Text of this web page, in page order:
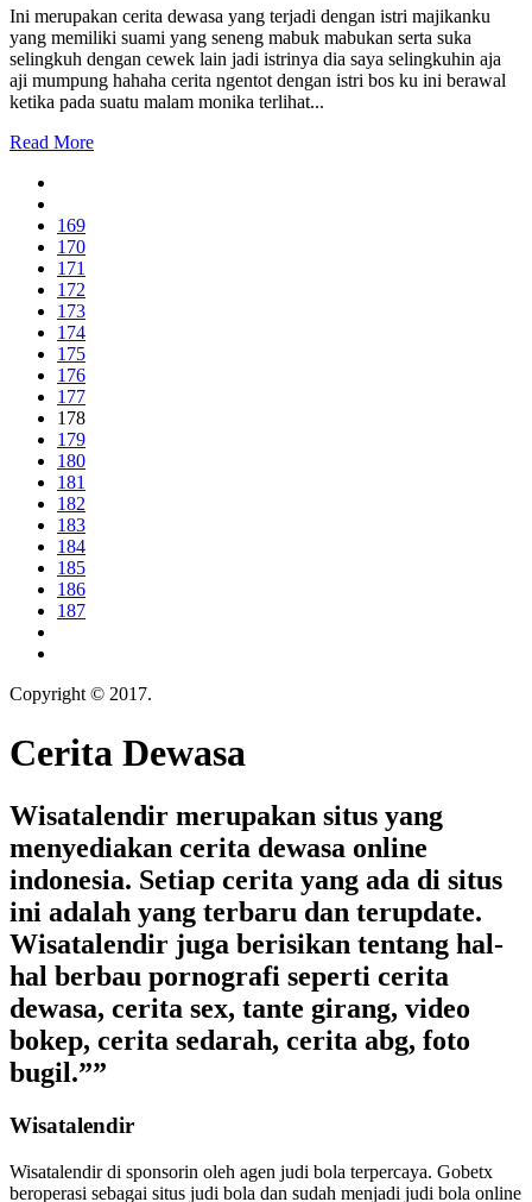
Ini merupakan cerita dewasa yang terjadi dengan istri majikanku
yang memiliki suami yang seneng mabuk mabukan serta suka
selingkuh dengan cewek lain jadi istrinya dia saya selingkuhin aja
aji mumpung hahaha cerita ngentot dengan istri bos ku ini berawal
ketika pada suatu malam monika terlihat...
Read More
169
170
171
172
173
174
175
176
177
178
179
180
181
182
183
184
185
186
187
Copyright © 2017.
Cerita Dewasa
Wisatalendir merupakan situs yang
menyediakan cerita dewasa online
indonesia. Setiap cerita yang ada di situs
ini adalah yang terbaru dan terupdate.
Wisatalendir juga berisikan tentang hal-
hal berbau pornografi seperti cerita
dewasa, cerita sex, tante girang, video
bokep, cerita sedarah, cerita abg, foto
bugil.””
Wisatalendir
Wisatalendir di sponsorin oleh agen judi bola terpercaya. Gobetx
beroperasi sebagai situs judi bola dan sudah menjadi judi bola online